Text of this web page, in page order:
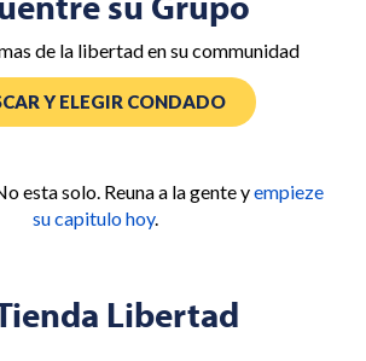
de la libertad en su communidad
Y ELEGIR CONDADO
esta solo. Reuna a la gente yempieze
su capitulo hoy.
Libertad